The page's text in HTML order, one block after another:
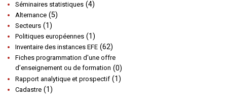
Séminaires statistiques (4)
Alternance (5)
Secteurs (1)
Politiques européennes (1)
Inventaire des instances EFE (62)
Fiches programmation d'une offre
d’enseignement ou de formation (0)
Rapport analytique et prospectif (1)
Cadastre (1)